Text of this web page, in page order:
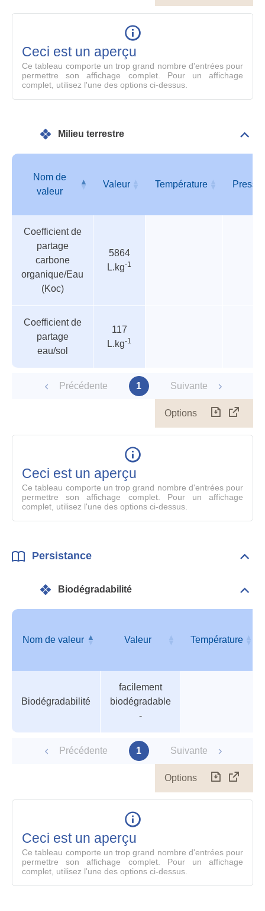
le
Ceci est un aperçu
Ce tableau comporte un trop grand nombre d'entrées pour
permettre son affichage complet. Pour un affichage
complet, utilisez l'une des options ci-dessus.
Milieu terrestre
des
paramètres
Nom de
valeur
Valeur Température
valeur
Coefficient de
partage
carbone
organique/Eau
(Koc)
5864
L.kg-1
Coefficient de
partage
eau/sol
117
L.kg-1
Précédente 1 Suivante
Options
le
Ceci est un aperçu
Ce tableau comporte un trop grand nombre d'entrées pour
permettre son affichage complet. Pour un affichage
complet, utilisez l'une des options ci-dessus.
Persistance
Biodégradabilité
paramètres
Nom de valeur Valeur Température
Biodégradabilité
facilement
biodégradable
-
Précédente 1 Suivante
Options
le
Ceci est un aperçu
Ce tableau comporte un trop grand nombre d'entrées pour
permettre son affichage complet. Pour un affichage
complet, utilisez l'une des options ci-dessus.